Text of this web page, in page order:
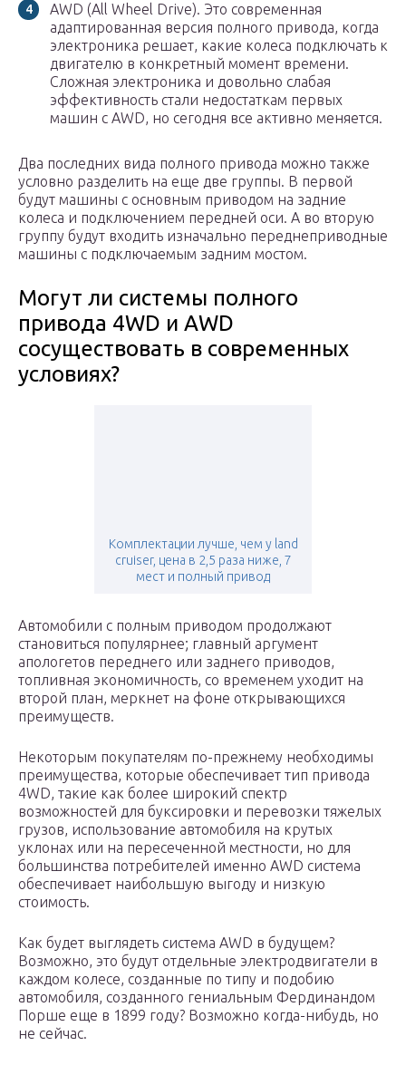
AWD (All Wheel Drive). Это современная
адаптированная версия полного привода, когда
электроника решает, какие колеса подключать к
двигателю в конкретный момент времени.
Сложная электроника и довольно слабая
эффективность стали недостаткам первых
машин с AWD, но сегодня все активно меняется.
Два последних вида полного привода можно также
условно разделить на еще две группы. В первой
будут машины с основным приводом на задние
колеса и подключением передней оси. А во вторую
группу будут входить изначально переднеприводные
машины с подключаемым задним мостом.
Могут ли системы полного
привода 4WD и AWD
сосуществовать в современных
условиях?
Комплектации лучше, чем у land
cruiser, цена в 2,5 раза ниже, 7
мест и полный привод
Автомобили с полным приводом продолжают
становиться популярнее; главный аргумент
апологетов переднего или заднего приводов,
топливная экономичность, со временем уходит на
второй план, меркнет на фоне открывающихся
преимуществ.
Некоторым покупателям по-прежнему необходимы
преимущества, которые обеспечивает тип привода
4WD, такие как более широкий спектр
возможностей для буксировки и перевозки тяжелых
грузов, использование автомобиля на крутых
уклонах или на пересеченной местности, но для
большинства потребителей именно AWD система
обеспечивает наибольшую выгоду и низкую
стоимость.
Как будет выглядеть система AWD в будущем?
Возможно, это будут отдельные электродвигатели в
каждом колесе, созданные по типу и подобию
автомобиля, созданного гениальным Фердинандом
Порше еще в 1899 году? Возможно когда-нибудь, но
не сейчас.